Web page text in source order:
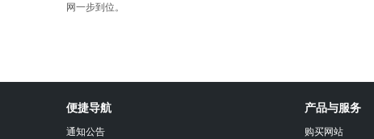
网一步到位。
便捷导航
通知公告
产品与服务
购买网站